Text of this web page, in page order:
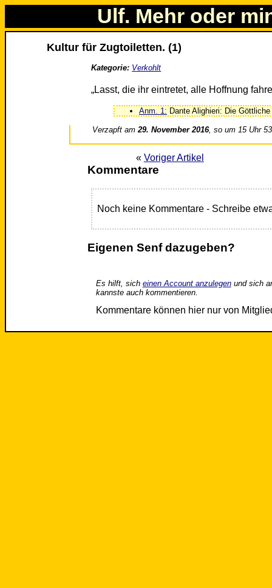
Ulf. Mehr oder
Kultur für Zugtoiletten. (1)
Kategorie: Verkohlt
„Lasst, die ihr eintretet, alle Hoffnung
Anm. 1: Dante Alighieri: Die
Verzapft am29. November 2016, so um 15 Uhr 53
« Voriger Artikel
Kommentare
Noch keine Kommentare - Schreibe
Eigenen Senf dazugeben?
Es hilft, sich einen Account anzulegenund sich
kannste auch kommentieren.
Kommentare können hier nur von